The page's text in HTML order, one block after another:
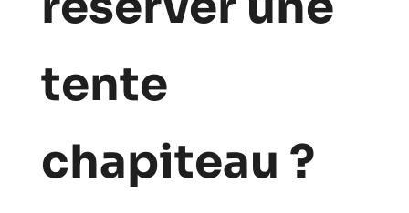
tente
chapiteau ?